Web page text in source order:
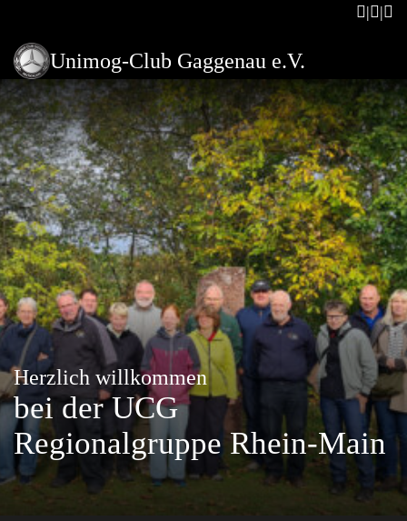
Unimog-Club Gaggenau e.V.
Herzlich willkommen
bei der UCG
Regionalgruppe Rhein-Main